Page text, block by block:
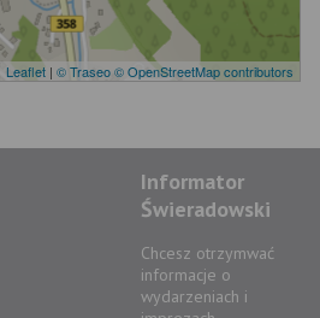
Leaflet | © Traseo© OpenStreetMap contributors
Informator
Świeradowski
Chcesz otrzymwać
informacje o
wydarzeniach i